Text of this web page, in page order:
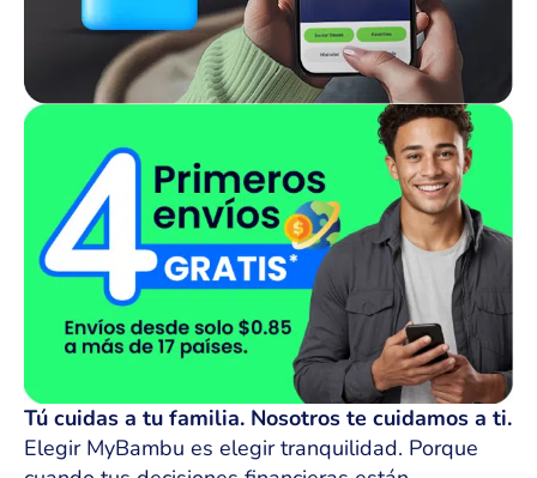
Tú cuidas a tu familia. Nosotros te cuidamos a ti.
Elegir MyBambu es elegir tranquilidad. Porque